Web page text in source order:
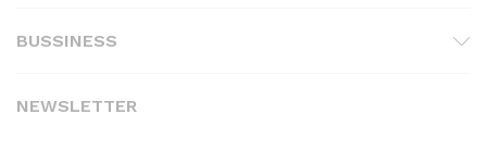
BUSSINESS
NEWSLETTER